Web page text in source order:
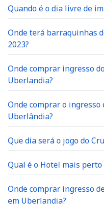
Quando é o dia livre de
Onde terá barraquinhas
2023?
Onde comprar ingresso
Uberlandia?
Onde comprar o ingresso
Uberlândia?
Que dia será o jogo do
Qual é o Hotel mais perto
Onde comprar ingresso
em Uberlandia?